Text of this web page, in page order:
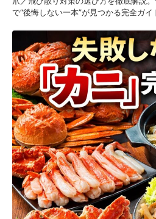
で“後悔しない一本”が見つかる完全ガイ